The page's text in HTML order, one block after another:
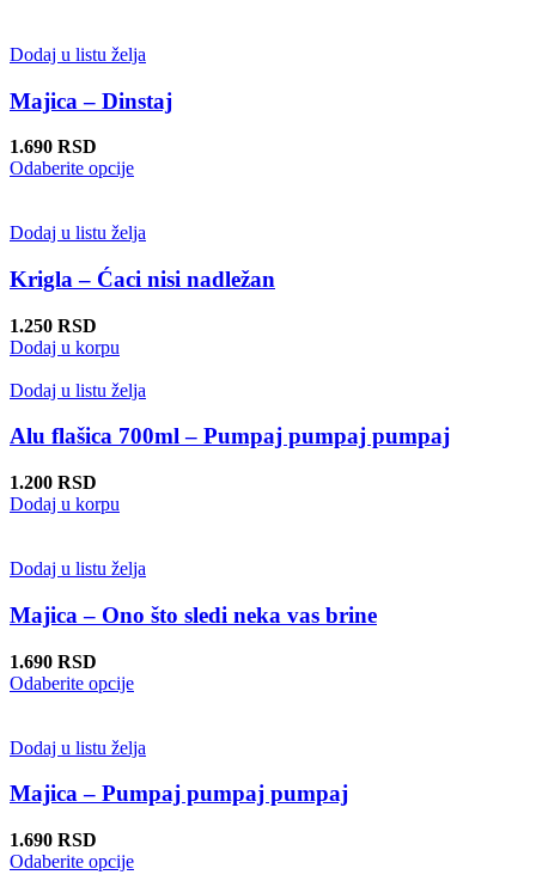
proizvoda.
više
Opcije
mogu
na
proizvoda.
Dodaj u listu želja
Majica – Dinstaj
1.690 RSD
Odaberite opcijeOvaj
više
Opcije
mogu
stranici
proizvoda.
Dodaj u listu želja
Krigla – Ćaci nisi nadležan
1.250 RSD
Dodaj u korpu
Dodaj u listu želja
Alu flašica 700ml – Pumpaj pumpaj pumpaj
1.200 RSD
Dodaj u korpu
Dodaj u listu želja
Majica – Ono što sledi neka vas brine
1.690 RSD
Odaberite opcijeOvaj
više
Opcije
mogu
na
Dodaj u listu želja
Majica – Pumpaj pumpaj pumpaj
1.690 RSD
Odaberite opcijeOvaj